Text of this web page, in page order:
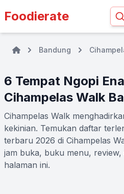
Foodierate
Bandung
6 Tempat Ngopi
Cihampelas Walk
Cihampelas Walk
kekinian. Temukan daftar
terbaru 2026 di Cihampelas
jam buka, buku menu,
halaman ini.